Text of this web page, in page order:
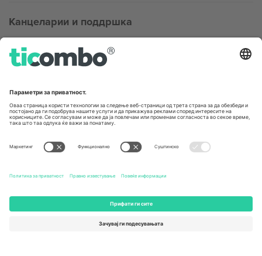
Канцеларии и поддршка
Germany
Unter den Linden 24, 10117
167 City Road, London, Greater
United States
131 Continental Dr, Suite 305,
Newark, Delaware 19713, United
States
Switzerland
Engelberg, Switzerland
Bulgaria
Regus Sofia City West, bul
United Arab Emirates
UAE Dubai Silicon Oasis, DDP
Building A1, Office 302, Dubai,